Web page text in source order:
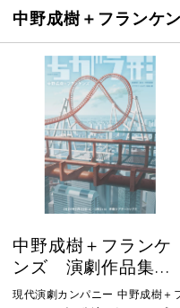
中野成樹＋フランケ
中野成樹＋フランケ
ンズ 演劇作品集
『ちがう形』Aプロ
現代演劇カンパニー 中野成樹＋